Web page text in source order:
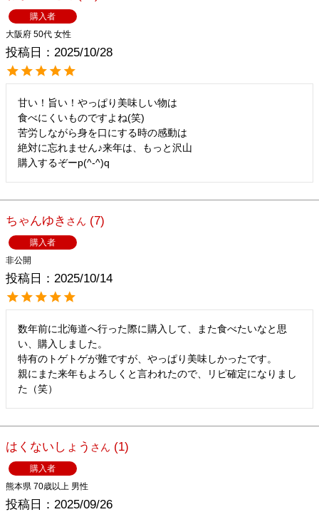
購入者
大阪府 50代 女性
投稿日 2025/10/28
甘い！旨い！やっぱり美味しい物は
食べにくいものですよね(笑)
苦労しながら身を口にする時の感動は
絶対に忘れません♪来年は、もっと沢山
購入するぞーp(^-^)q
ちゃんゆき 7
購入者
非公開
投稿日 2025/10/14
数年前に北海道へ行った際に購入して、また食べたいなと思
い、購入しました。
特有のトゲトゲが難ですが、やっぱり美味しかったです。
親にまた来年もよろしくと言われたので、リピ確定になりまし
た（笑）
はくないしょう 1
購入者
熊本県 70歳以上 男性
投稿日 2025/09/26